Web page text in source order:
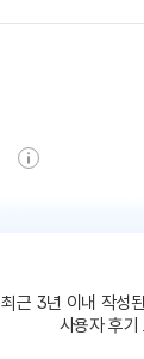
최근 3년 이내 작성
사용자 후